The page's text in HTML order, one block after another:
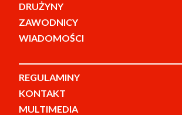
DRUŻYNY
ZAWODNICY
WIADOMOŚCI
REGULAMINY
KONTAKT
MULTIMEDIA